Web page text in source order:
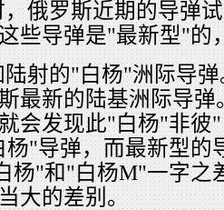
，俄罗斯近期的导弹
些导弹是"最新型"的
陆射的"白杨"洲际导
最新的陆基洲际导
会发现此"白杨"非彼
杨"导弹，而最新型的
杨"和"白杨M"一字之
大的差别。